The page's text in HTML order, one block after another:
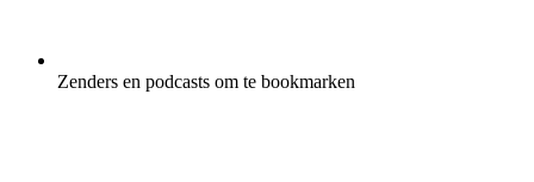
Zenders en podcasts om te bookmarken